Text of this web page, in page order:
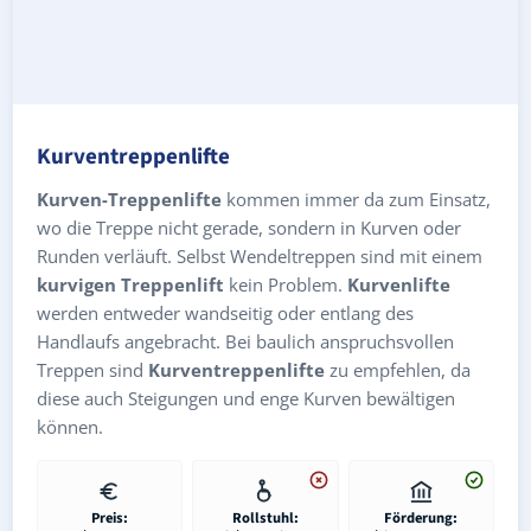
Kurventreppenlifte
Kurven-Treppenlifte kommen immer da zum Einsatz,
wo die Treppe nicht gerade, sondern in Kurven oder
Runden verläuft. Selbst Wendeltreppen sind mit einem
kurvigen Treppenlift kein Problem. Kurvenlifte
werden entweder wandseitig oder entlang des
Handlaufs angebracht. Bei baulich anspruchsvollen
Treppen sind Kurventreppenlifte zu empfehlen, da
diese auch Steigungen und enge Kurven bewältigen
können.
Preis: Rollstuhl: Förderung: